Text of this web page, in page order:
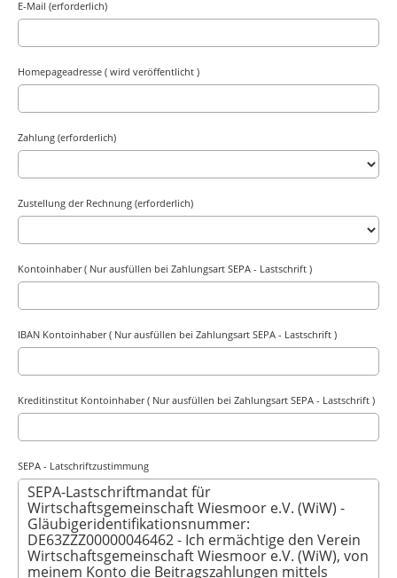
E-Mail (erforderlich)
Homepageadresse ( wird veröffentlicht )
Zahlung (erforderlich)
Zustellung der Rechnung (erforderlich)
Kontoinhaber ( Nur ausfüllen bei Zahlungsart SEPA - Lastschrift )
IBAN Kontoinhaber ( Nur ausfüllen bei Zahlungsart SEPA - Lastschrift )
Kreditinstitut Kontoinhaber ( Nur ausfüllen bei Zahlungsart SEPA - Lastschrift )
SEPA - Latschriftzustimmung